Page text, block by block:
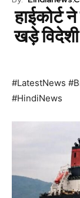
हाईकोर्ट
खड़े
#LatestNews
#HindiNews